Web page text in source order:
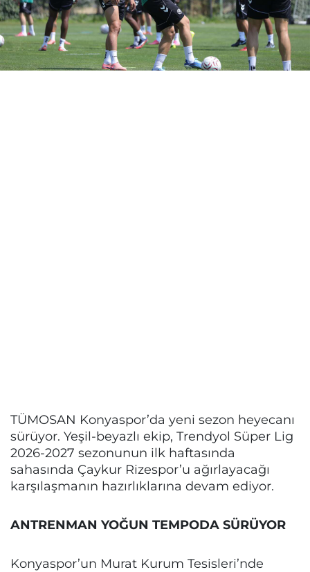
TÜMOSAN Konyaspor’da yeni sezon heyecanı
sürüyor. Yeşil-beyazlı ekip, Trendyol Süper Lig
2026-2027 sezonunun ilk haftasında
sahasında Çaykur Rizespor’u ağırlayacağı
karşılaşmanın hazırlıklarına devam ediyor.
ANTRENMAN YOĞUN TEMPODA SÜRÜYOR
Konyaspor’un Murat Kurum Tesisleri’nde